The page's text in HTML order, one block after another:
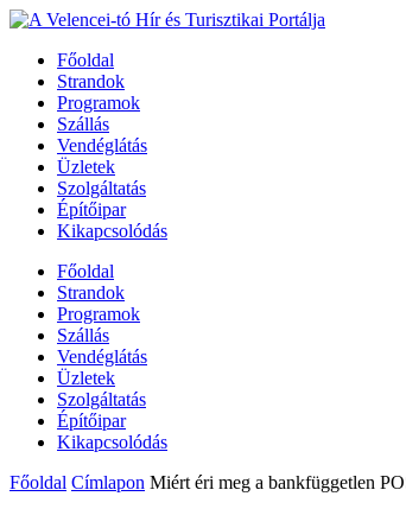
Főoldal
Strandok
Programok
Szállás
Vendéglátás
Üzletek
Szolgáltatás
Építőipar
Kikapcsolódás
Főoldal
Strandok
Programok
Szállás
Vendéglátás
Üzletek
Szolgáltatás
Építőipar
Kikapcsolódás
Főoldal Címlapon Miért éri meg a bankfüggetlen